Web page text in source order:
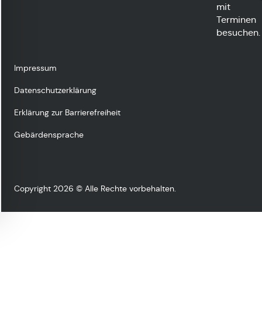
mit
Terminen
besuchen.
Impressum
Datenschutzerklärung
Erklärung zur Barrierefreiheit
Gebärdensprache
Copyright 2026 © Alle Rechte vorbehalten.